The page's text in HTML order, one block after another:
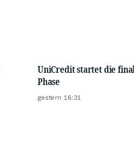
UniCredit startet die
Phase
gestern 16:31